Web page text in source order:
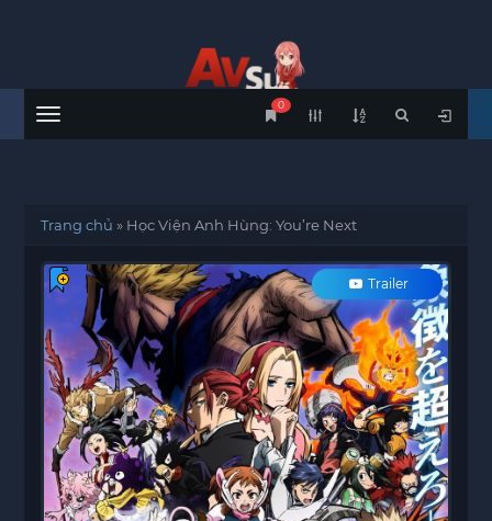
Menu
0
Trang chủ » Học Viện Anh Hùng: You’re Next
Trailer